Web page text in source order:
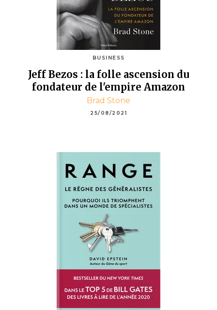
BUSINESS
Jeff Bezos : la folle ascension du
fondateur de l'empire Amazon
Brad Stone
25/08/2021